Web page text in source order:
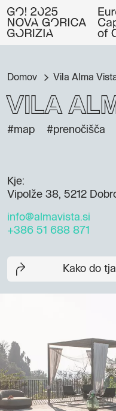
Domov Vila Alma
Vila
#map #prenočišča
Kje:
Vipolže 38, 5212
info@almavista.si
+386 51 688 871
Kako do tja